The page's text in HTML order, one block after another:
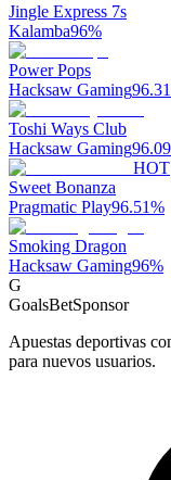
Jingle Express 7s
Kalamba96%
Power Pops
Hacksaw Gaming96.31
Toshi Ways Club
Hacksaw Gaming96.09
HOT
Sweet Bonanza
Pragmatic Play96.51%
Smoking Dragon
Hacksaw Gaming96%
G
GoalsBetSponsor
Apuestas deportivas
para nuevos usuarios.